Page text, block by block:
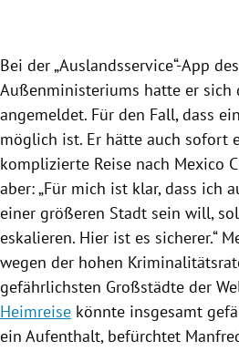
Bei der „Auslandsservice“-App des
Außenministeriums hatte er sich
angemeldet. Für den Fall, dass
möglich ist. Er hätte auch sofort
komplizierte Reise nach Mexico
aber: „Für mich ist klar, dass ich
einer größeren Stadt sein will,
eskalieren. Hier ist es sicherer.“
wegen der hohen
gefährlichsten Großstädte der
Heimreise könnte insgesamt
ein Aufenthalt, befürchtet